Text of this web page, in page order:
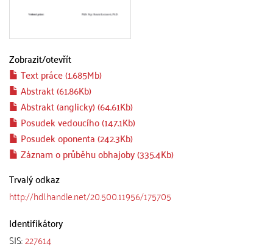
Zobrazit/otevřít
Text práce (1.685Mb)
Abstrakt (61.86Kb)
Abstrakt (anglicky) (64.61Kb)
Posudek vedoucího (147.1Kb)
Posudek oponenta (242.3Kb)
Záznam o průběhu obhajoby (335.4Kb)
Trvalý odkaz
http://hdl.handle.net/20.500.11956/175705
Identifikátory
SIS:227614